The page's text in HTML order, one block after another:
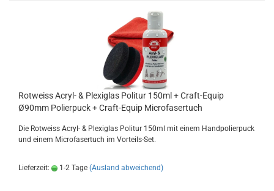
Rotweiss Acryl- & Plexiglas Politur 150ml + Craft-Equip
Ø90mm Polierpuck + Craft-Equip Microfasertuch
Die Rotweiss Acryl- & Plexiglas Politur 150ml mit einem Handpolierpuck
und einem Microfasertuch im Vorteils-Set.
Lieferzeit: 1-2 Tage (Ausland abweichend)